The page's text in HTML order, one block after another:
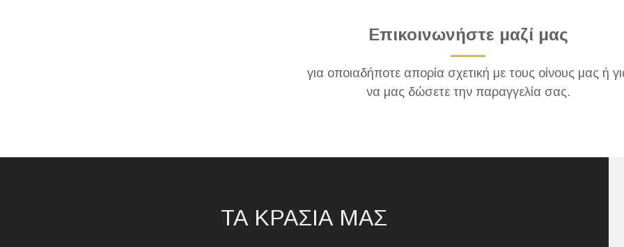
Επικοινωνήστε μαζί μας
για οποιαδήποτε απορία σχετική με τους οίνους μας ή
να μας δώσετε την παραγγελία σας.
ΤΑ ΚΡΑΣΙΑ ΜΑΣ